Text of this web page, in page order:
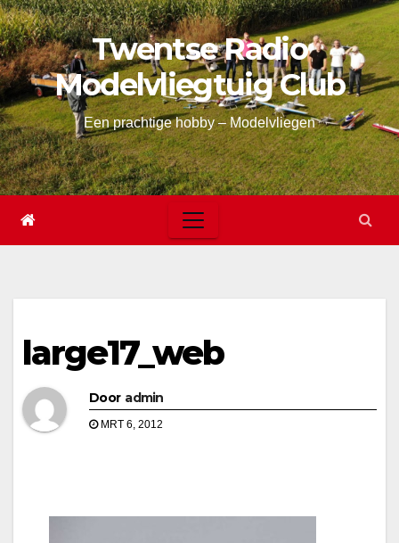
Skip
to
content
Twentse Radio
Modelvliegtuig Club
Een prachtige hobby – Modelvliegen
large17_web
Door admin
MRT 6, 2012